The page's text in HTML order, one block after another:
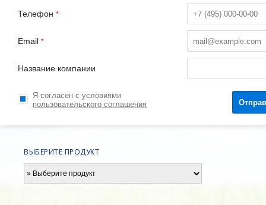
Телефон *
Email *
Название компании
Я согласен с условиями
пользовательского соглашения
ВЫБЕРИТЕ ПРОДУКТ